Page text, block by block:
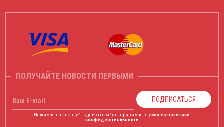
ПОЛУЧАЙТЕ НОВОСТИ ПЕРВЫМИ
Ваш E-mail ПОДПИСАТЬСЯ
Нажимая на кнопку "Подписаться" вы принимаете условия политики
конфиденциальности